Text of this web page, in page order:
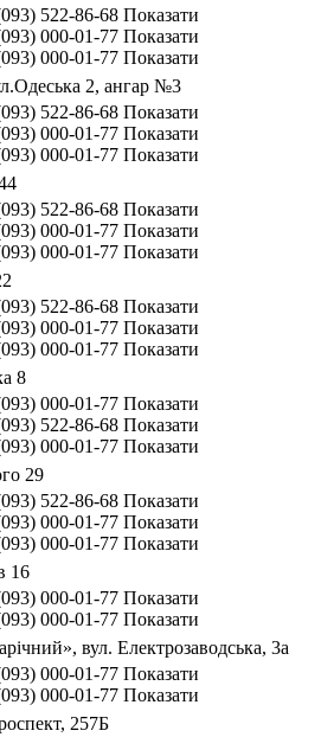
522-86-68 Показати
000-01-77 Показати
000-01-77 Показати
2, ангар №3
522-86-68 Показати
000-01-77 Показати
000-01-77 Показати
522-86-68 Показати
000-01-77 Показати
000-01-77 Показати
522-86-68 Показати
000-01-77 Показати
000-01-77 Показати
8
000-01-77 Показати
522-86-68 Показати
000-01-77 Показати
29
522-86-68 Показати
000-01-77 Показати
000-01-77 Показати
16
000-01-77 Показати
000-01-77 Показати
вул. Електрозаводська, 3а
000-01-77 Показати
000-01-77 Показати
257Б